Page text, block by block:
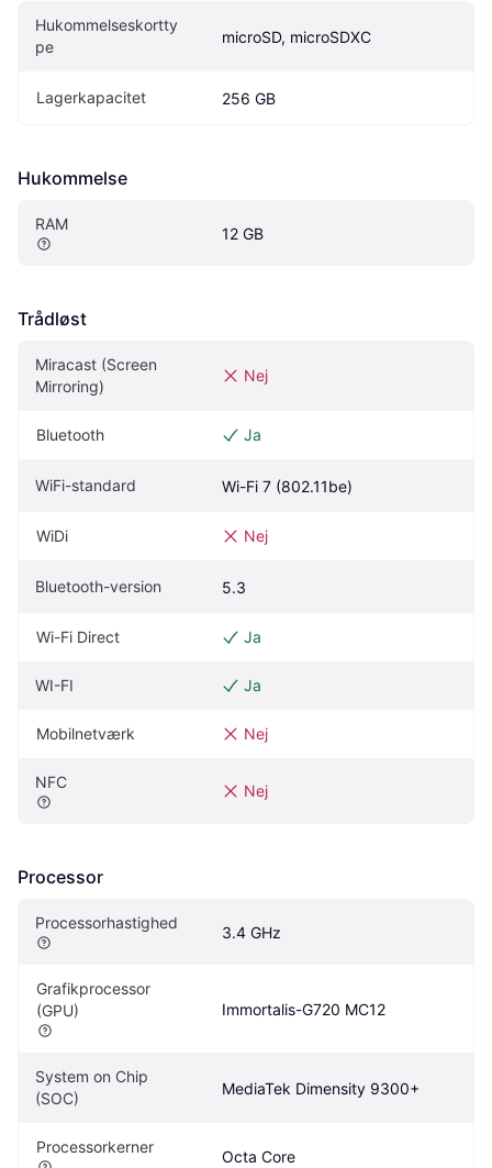
Hukommelseskortty
pe
microSD, microSDXC
Lagerkapacitet 256 GB
Hukommelse
RAM
12 GB
Trådløst
Miracast (Screen
Mirroring)
Nej
Bluetooth Ja
WiFi-standard Wi-Fi 7 (802.11be)
WiDi Nej
Bluetooth-version 5.3
Wi-Fi Direct Ja
WI-FI Ja
Mobilnetværk Nej
NFC Nej
Processor
Processorhastighed
3.4 GHz
Grafikprocessor
(GPU)
Immortalis-G720 MC12
System on Chip
(SOC)
MediaTek Dimensity 9300+
Processorkerner
Octa Core